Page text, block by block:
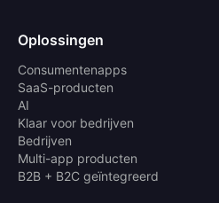
Oplossingen
Consumentenapps
SaaS-producten
AI
Klaar voor bedrijven
Bedrijven
Multi-app producten
B2B + B2C geïntegreerd